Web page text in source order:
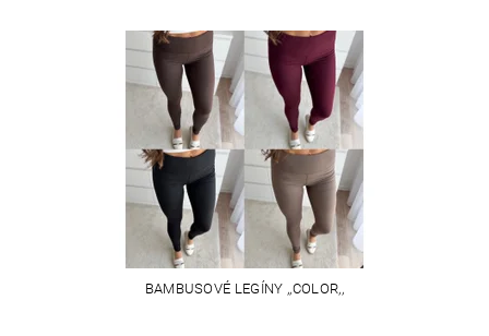
BAMBUSOVÉ LEGÍNY ,,COLOR,,